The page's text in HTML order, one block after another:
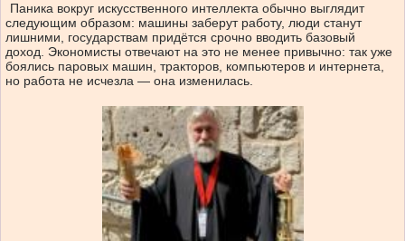
Паника вокруг искусственного интеллекта обычно выглядит
следующим образом: машины заберут работу, люди станут
лишними, государствам придётся срочно вводить базовый
доход. Экономисты отвечают на это не менее привычно: так уже
боялись паровых машин, тракторов, компьютеров и интернета,
но работа не исчезла — она изменилась.